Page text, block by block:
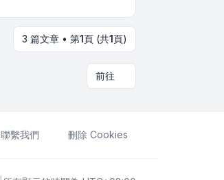
3 篇文章 • 第1頁 (共1頁)
前往
聯繫我們 刪除 Cookies